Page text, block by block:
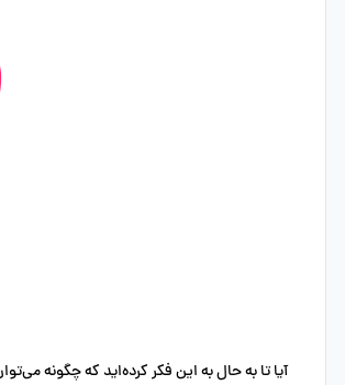
آیا تا به حال به این فکر کرده‌اید که چگونه